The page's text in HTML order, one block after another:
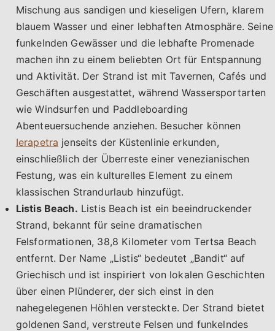
Mischung aus sandigen und kieseligen Ufern, klarem
blauem Wasser und einer lebhaften Atmosphäre. Seine
funkelnden Gewässer und die lebhafte Promenade
machen ihn zu einem beliebten Ort für Entspannung
und Aktivität. Der Strand ist mit Tavernen, Cafés und
Geschäften ausgestattet, während Wassersportarten
wie Windsurfen und Paddleboarding
Abenteuersuchende anziehen. Besucher können
Ierapetra jenseits der Küstenlinie erkunden,
einschließlich der Überreste einer venezianischen
Festung, was ein kulturelles Element zu einem
klassischen Strandurlaub hinzufügt.
Listis Beach. Listis Beach ist ein beeindruckender
Strand, bekannt für seine dramatischen
Felsformationen, 38,8 Kilometer vom Tertsa Beach
entfernt. Der Name „Listis“ bedeutet „Bandit“ auf
Griechisch und ist inspiriert von lokalen Geschichten
über einen Plünderer, der sich einst in den
nahegelegenen Höhlen versteckte. Der Strand bietet
goldenen Sand, verstreute Felsen und funkelndes